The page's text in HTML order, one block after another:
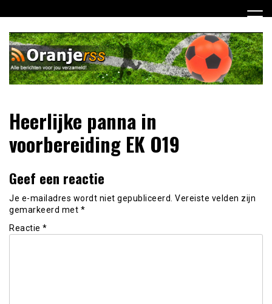
naar
inhoud
Oranje RSS
niets meer van het Nederlands Elftal op weg naar het EK
2012!
Heerlijke panna in
voorbereiding EK O19
Geef een reactie
Je e-mailadres wordt niet gepubliceerd. Vereiste velden zijn
gemarkeerd met *
Reactie *